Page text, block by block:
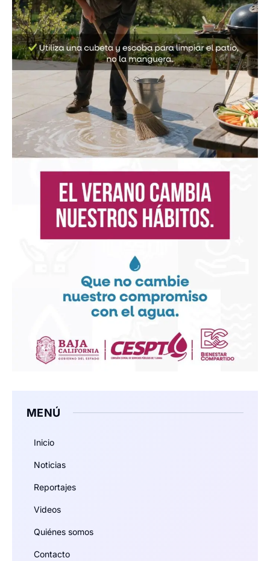
MENÚ
Inicio
Noticias
Reportajes
Videos
Quiénes somos
Contacto